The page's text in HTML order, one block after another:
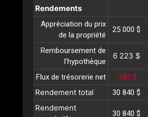
Rendements
Appréciation du prix
de la propriété
25 000 $
Remboursement de
l’hypothèque
6 223 $
Flux de trésorerie net -383 $
Rendement total 30 840 $
Rendement
30 840 $